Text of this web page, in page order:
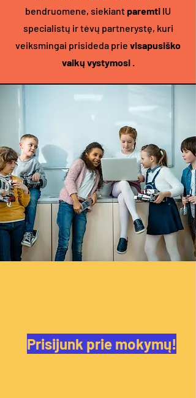
bendruomene, siekiant paremti IU
specialistų ir tėvų partnerystę, kuri
veiksmingai prisideda prie visapusiško
vaikų vystymosi.
Prisijunk prie mokymų!